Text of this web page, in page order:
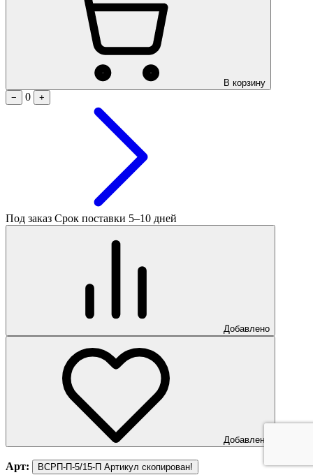
В корзину
−
0 +
Под заказ Срок поставки 5–10 дней
Добавлено
Добавлено
Арт: ВСРП-П-5/15-П Артикул скопирован!